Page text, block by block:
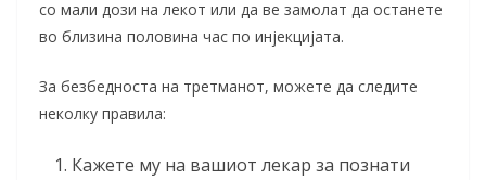
со мали дози на лекот или да ве замолат да останете
во близина половина час по инјекцијата.
За безбедноста на третманот, можете да следите
неколку правила:
Кажете му на вашиот лекар за познати